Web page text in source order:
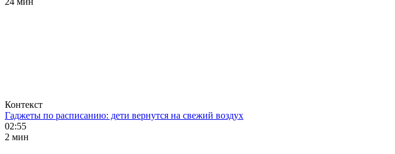
Контекст
Гаджеты по расписанию: дети вернутся на свежий воздух
02:55
2 мин